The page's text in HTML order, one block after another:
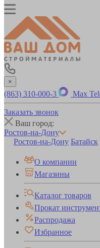
×
(863) 310-000-3 Max
Заказать звонок
Ваш город:
Ростов-на-Дону
Ростов-на-Дону Батайск
О компании
Магазины
Каталог товаров
Прокат
Распродажа
Избранное